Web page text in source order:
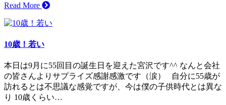
Read More
10歳！若い
本日は9月に55回目の誕生日を迎えた宮沢です^^ なんと会社
の皆さんよりサプライズ感謝感激です（涙） 自分に55歳が
訪れるとは不思議な感覚ですが、今は僕の子供時代とは異な
り 10歳くらい…